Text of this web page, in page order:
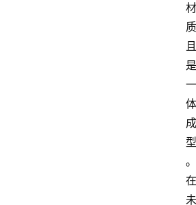
材
质
且
是
一
体
成
型
。
在
未